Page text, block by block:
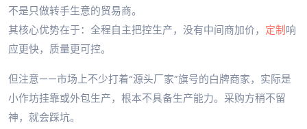
不是只做转手生意的贸易商。
其核心优势在于：全程自主把控生产，没有中间商加价， 定制响
应更快，质量更可控。
但注意——市场上不少打着“源头厂家”旗号的白牌商家，实际是
小作坊挂靠或外包生产，根本不具备生产能力。采购方稍不留
神，就会踩坑。